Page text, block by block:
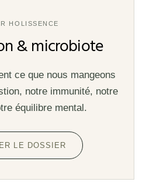
HOLISSENCE
& microbiote
ce que nous mangeons
notre immunité, notre
équilibre mental.
LE DOSSIER